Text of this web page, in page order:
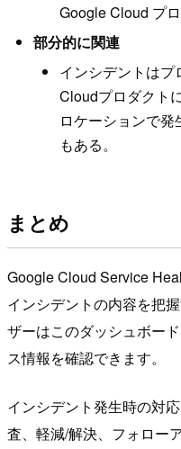
Google Cloud プ
部分的に関連
インシデントは
Cloudプロダクト
ロケーションで
もある。
まとめ
Google Cloud Service
インシデントの内容を把
ザーはこのダッシュボー
ス情報を確認できます。
インシデント発生時の対
査、軽減/解決、フォロー